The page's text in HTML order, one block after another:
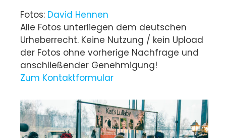
Fotos: David Hennen
Alle Fotos unterliegen dem deutschen
Urheberrecht. Keine Nutzung / kein Upload
der Fotos ohne vorherige Nachfrage und
anschließender Genehmigung!
Zum Kontaktformular